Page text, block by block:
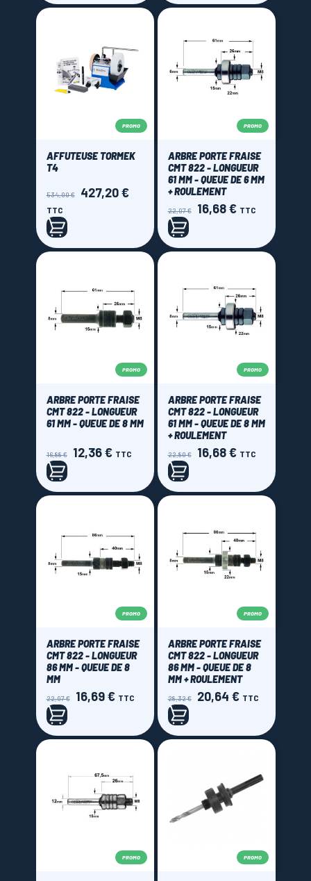
PROMO
AFFUTEUSE TORMEK
T4
Prix
de
base
534,00 € Prix
427,20 €
TTC
PROMO
ARBRE PORTE FRAISE
CMT 822 - LONGUEUR
61 MM - QUEUE DE 6 MM
+ ROULEMENT
Prix
de
base
22,97 € Prix
16,68 € TTC
PROMO
ARBRE PORTE FRAISE
CMT 822 - LONGUEUR
61 MM - QUEUE DE 8 MM
Prix
de
base
16,88 € Prix
12,36 € TTC
PROMO
ARBRE PORTE FRAISE
CMT 822 - LONGUEUR
61 MM - QUEUE DE 8 MM
+ ROULEMENT
Prix
de
base
22,80 € Prix
16,68 € TTC
PROMO
ARBRE PORTE FRAISE
CMT 822 - LONGUEUR
86 MM - QUEUE DE 8
MM
Prix
de
base
22,97 € Prix
16,69 € TTC
PROMO
ARBRE PORTE FRAISE
CMT 822 - LONGUEUR
86 MM - QUEUE DE 8
MM + ROULEMENT
Prix
de
base
28,32 € Prix
20,64 € TTC
PROMO PROMO